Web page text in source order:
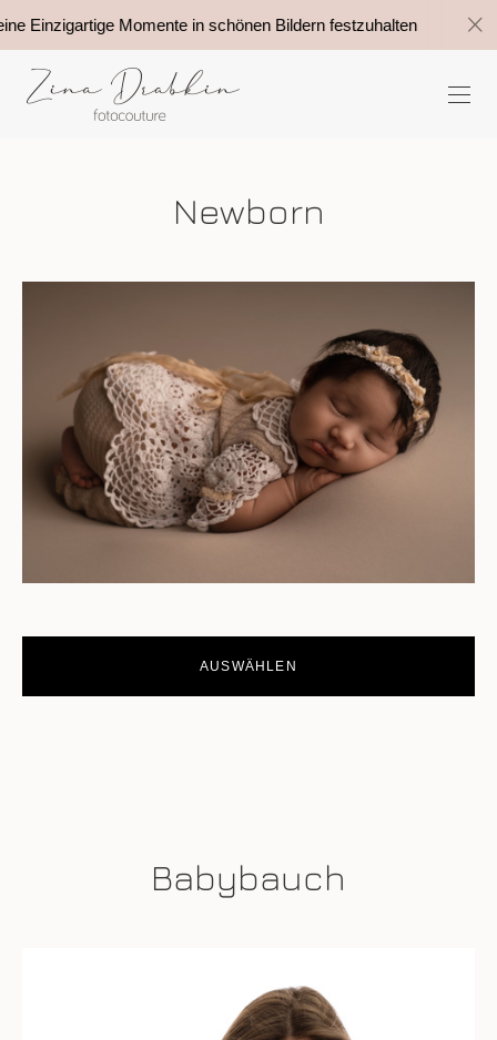
Einzigartige Momente in schönen Bildern festzuhalten
Newborn
AUSWÄHLEN
Babybauch